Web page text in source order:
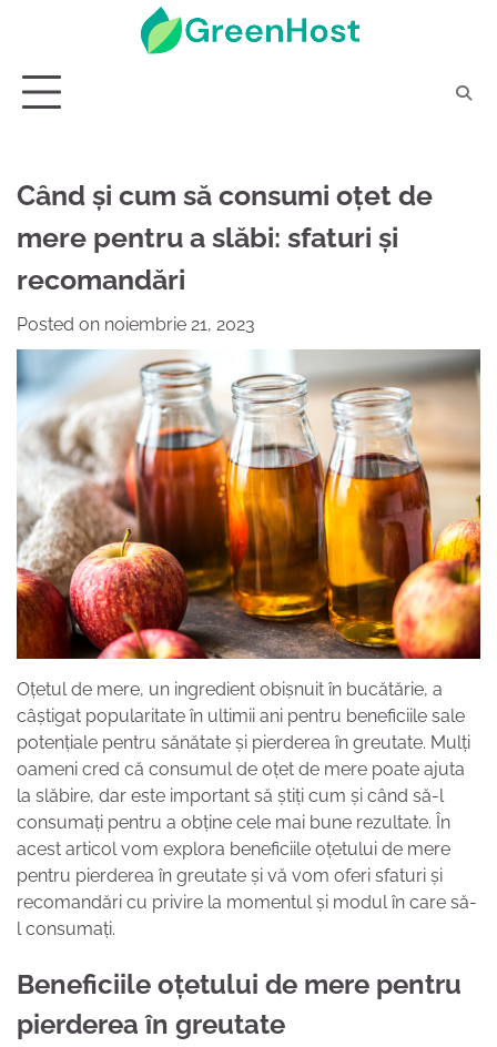
Când și cum să consumi oțet de
mere pentru a slăbi: sfaturi și
recomandări
Posted on noiembrie 21, 2023
Oțetul de mere, un ingredient obișnuit în bucătărie, a
câștigat popularitate în ultimii ani pentru beneficiile sale
potențiale pentru sănătate și pierderea în greutate. Mulți
oameni cred că consumul de oțet de mere poate ajuta
la slăbire, dar este important să știți cum și când să-l
consumați pentru a obține cele mai bune rezultate. În
acest articol vom explora beneficiile oțetului de mere
pentru pierderea în greutate și vă vom oferi sfaturi și
recomandări cu privire la momentul și modul în care să-
l consumați.
Beneficiile oțetului de mere pentru
pierderea în greutate